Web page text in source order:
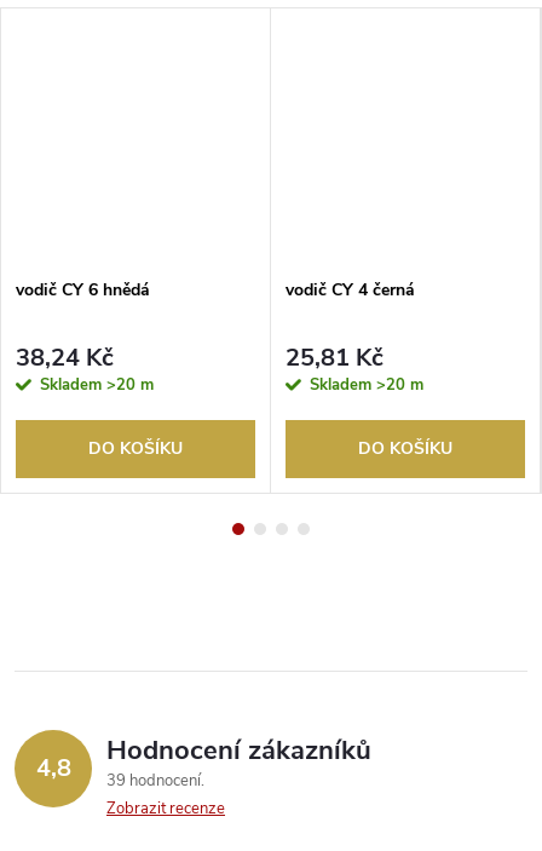
vodič CY 6 hnědá
38,24 Kč
Skladem >20 m
DO KOŠÍKU
vodič CY 4 černá
25,81 Kč
Skladem >20 m
DO KOŠÍKU
4,8 Hodnocení zákazníků
39 hodnocení
Zobrazit recenze